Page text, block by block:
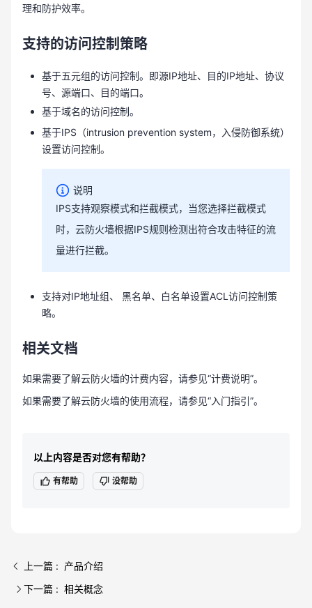
理和防护效率。
支持的访问控制策略
基于五元组的访问控制。即源IP地址、目的IP地址、协议
号、源端口、目的端口。
基于域名的访问控制。
基于IPS（intrusion prevention system，入侵防御系统）
设置访问控制。
说明
IPS支持观察模式和拦截模式，当您选择拦截模式
时，云防火墙根据IPS规则检测出符合攻击特征的流
量进行拦截。
支持对IP地址组、 黑名单、白名单设置ACL访问控制策
略。
相关文档
如果需要了解云防火墙的计费内容，请参见“计费说明”。
如果需要了解云防火墙的使用流程，请参见“入门指引”。
以上内容是否对您有帮助？
有帮助 没帮助
上一篇 : 产品介绍
下一篇 : 相关概念